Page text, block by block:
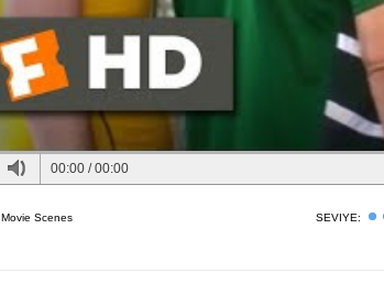
00:00 /00:00
Movie Scenes SEVIYE: